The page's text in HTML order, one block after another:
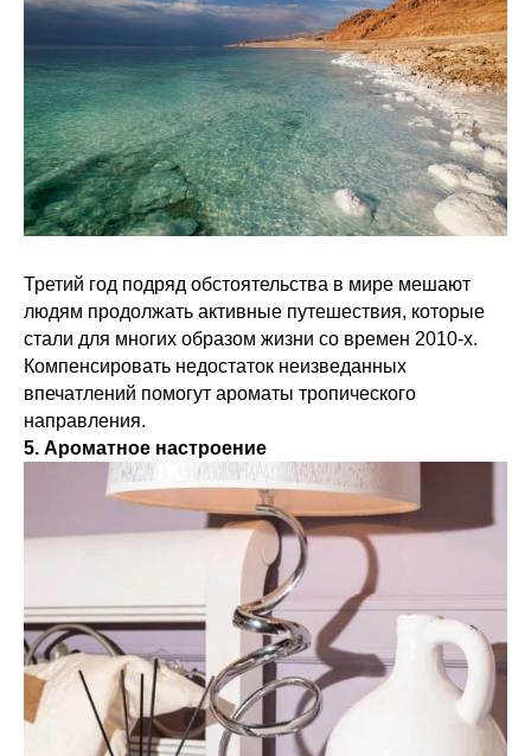
Третий год подряд обстоятельства в мире мешают
людям продолжать активные путешествия, которые
стали для многих образом жизни со времен 2010-х.
Компенсировать недостаток неизведанных
впечатлений помогут ароматы тропического
направления.
5. Ароматное настроение